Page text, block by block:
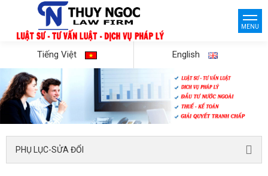
MENU
Tiếng Việt English
PHỤ LỤC-SỬA ĐỔI